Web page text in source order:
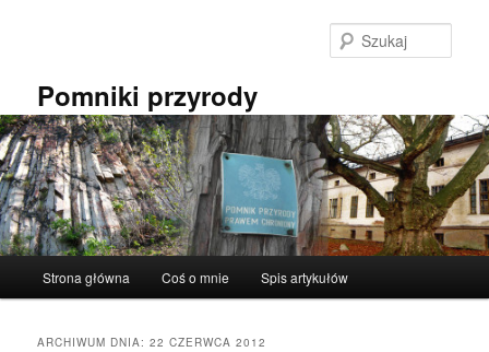
Pomniki przyrody
Strona główna Coś o mnie Spis artykułów
ARCHIWUM DNIA:22 CZERWCA 2012